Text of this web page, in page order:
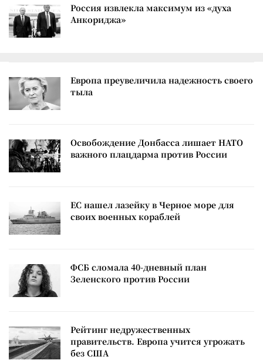
Россия извлекла максимум из «духа
Анкориджа»
Европа преувеличила надежность своего
тыла
Освобождение Донбасса лишает НАТО
важного плацдарма против России
ЕС нашел лазейку в Черное море для
своих военных кораблей
ФСБ сломала 40-дневный план
Зеленского против России
Рейтинг недружественных
правительств. Европа учится угрожать
без США